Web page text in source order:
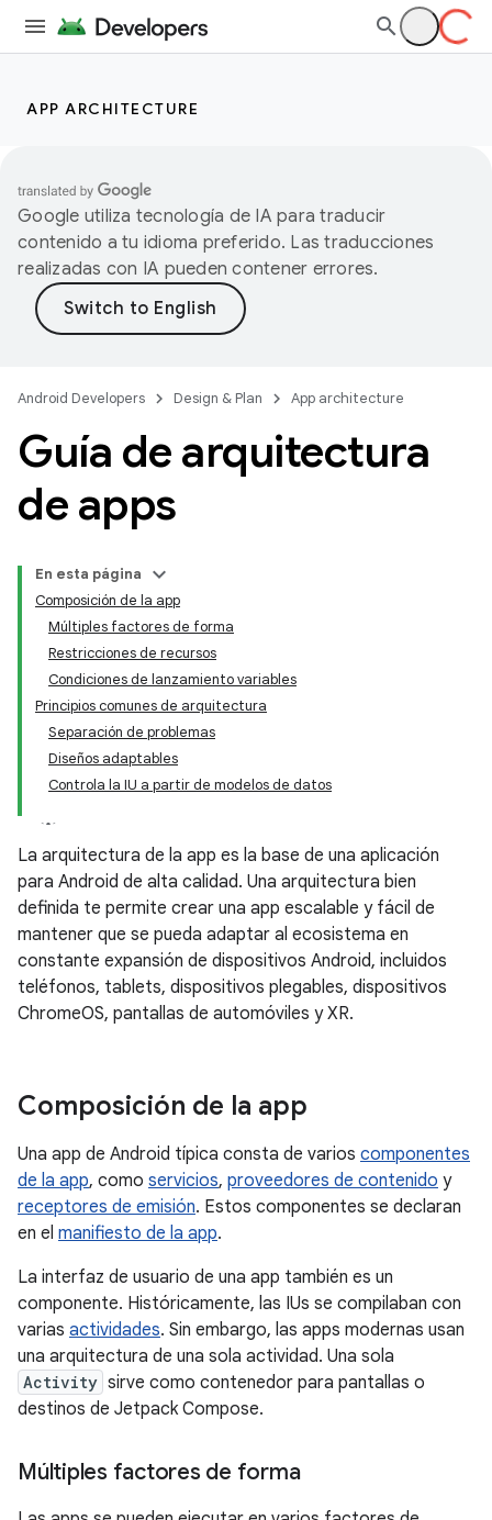
APP ARCHITECTURE
Google utiliza tecnología de IA para traducir
contenido a tu idioma preferido. Las traducciones
realizadas con IA pueden contener errores.
Android Developers Design & Plan App architecture
Guía de arquitectura
de apps
En esta página
Composición de la app
Múltiples factores de forma
Restricciones de recursos
Condiciones de lanzamiento variables
Principios comunes de arquitectura
Separación de problemas
Diseños adaptables
Controla la IU a partir de modelos de datos
La arquitectura de la app es la base de una aplicación
para Android de alta calidad. Una arquitectura bien
definida te permite crear una app escalable y fácil de
mantener que se pueda adaptar al ecosistema en
constante expansión de dispositivos Android, incluidos
teléfonos, tablets, dispositivos plegables, dispositivos
ChromeOS, pantallas de automóviles y XR.
Composición de la app
Una app de Android típica consta de varios componentes
de la app, como servicios, proveedores de contenido y
receptores de emisión. Estos componentes se declaran
en el manifiesto de la app.
La interfaz de usuario de una app también es un
componente. Históricamente, las IUs se compilaban con
varias actividades. Sin embargo, las apps modernas usan
una arquitectura de una sola actividad. Una sola
Activity sirve como contenedor para pantallas o
destinos de Jetpack Compose.
Múltiples factores de forma